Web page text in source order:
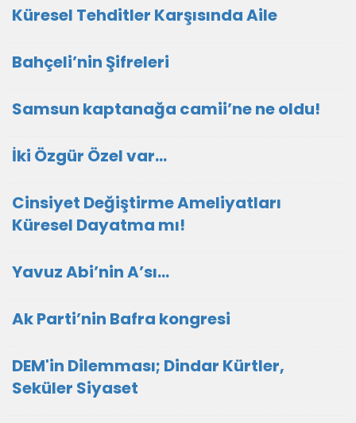
Küresel Tehditler Karşısında Aile
Bahçeli’nin Şifreleri
Samsun kaptanağa camii’ne ne oldu!
İki Özgür Özel var…
Cinsiyet Değiştirme Ameliyatları
Küresel Dayatma mı!
Yavuz Abi’nin A’sı…
Ak Parti’nin Bafra kongresi
DEM'in Dilemması; Dindar Kürtler,
Seküler Siyaset